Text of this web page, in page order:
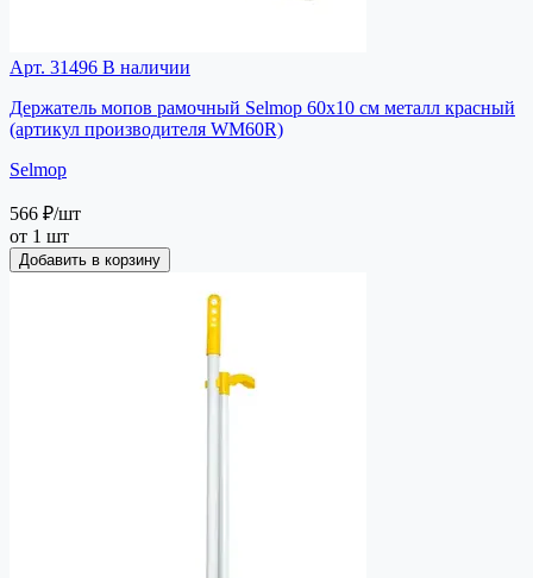
Арт. 31496 В наличии
Держатель мопов рамочный Selmop 60х10 см металл красный
(артикул производителя WM60R)
Selmop
566 ₽/шт
от 1 шт
Добавить в корзину